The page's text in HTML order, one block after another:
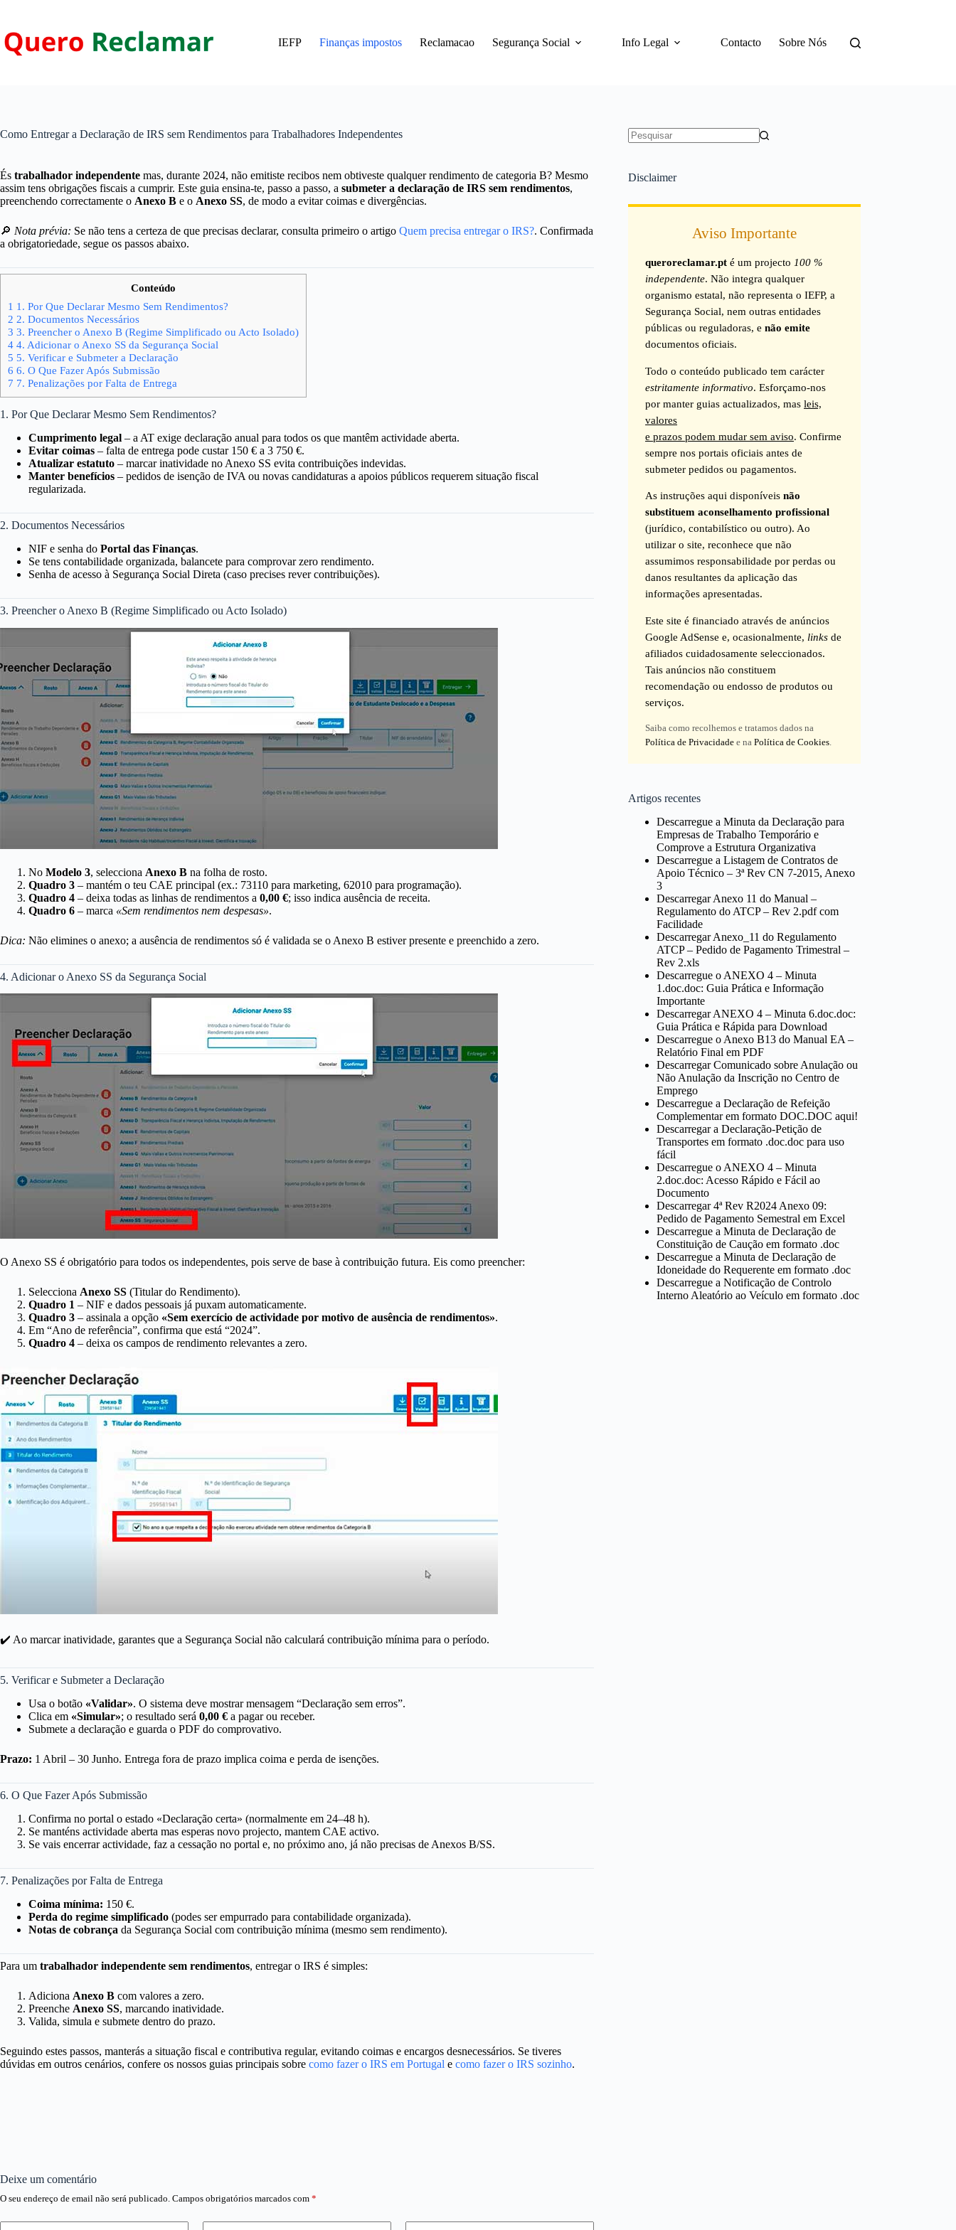
conteúdo
IEFP Finanças impostos Reclamacao Segurança Social Info Legal Contacto Sobre Nós
Como Entregar a Declaração de IRS sem Rendimentos para Trabalhadores Independentes
És trabalhador independente mas, durante 2024, não emitiste recibos nem obtiveste qualquer rendimento de categoria B? Mesmo
assim tens obrigações fiscais a cumprir. Este guia ensina-te, passo a passo, a submeter a declaração de IRS sem rendimentos,
preenchendo correctamente o Anexo B e o Anexo SS, de modo a evitar coimas e divergências.
🔎 Nota prévia: Se não tens a certeza de que precisas declarar, consulta primeiro o artigo Quem precisa entregar o IRS?. Confirmada
a obrigatoriedade, segue os passos abaixo.
Conteúdo
1 1. Por Que Declarar Mesmo Sem Rendimentos?
2 2. Documentos Necessários
3 3. Preencher o Anexo B (Regime Simplificado ou Acto Isolado)
4 4. Adicionar o Anexo SS da Segurança Social
5 5. Verificar e Submeter a Declaração
6 6. O Que Fazer Após Submissão
7 7. Penalizações por Falta de Entrega
1. Por Que Declarar Mesmo Sem Rendimentos?
Cumprimento legal – a AT exige declaração anual para todos os que mantêm actividade aberta.
Evitar coimas – falta de entrega pode custar 150 € a 3 750 €.
Atualizar estatuto – marcar inatividade no Anexo SS evita contribuições indevidas.
Manter benefícios – pedidos de isenção de IVA ou novas candidaturas a apoios públicos requerem situação fiscal
regularizada.
2. Documentos Necessários
NIF e senha do Portal das Finanças.
Se tens contabilidade organizada, balancete para comprovar zero rendimento.
Senha de acesso à Segurança Social Direta (caso precises rever contribuições).
3. Preencher o Anexo B (Regime Simplificado ou Acto Isolado)
No Modelo 3, selecciona Anexo B na folha de rosto.
Quadro 3 – mantém o teu CAE principal (ex.: 73110 para marketing, 62010 para programação).
Quadro 4 – deixa todas as linhas de rendimentos a 0,00 €; isso indica ausência de receita.
Quadro 6 – marca «Sem rendimentos nem despesas».
Dica: Não elimines o anexo; a ausência de rendimentos só é validada se o Anexo B estiver presente e preenchido a zero.
4. Adicionar o Anexo SS da Segurança Social
O Anexo SS é obrigatório para todos os independentes, pois serve de base à contribuição futura. Eis como preencher:
Selecciona Anexo SS (Titular do Rendimento).
Quadro 1 – NIF e dados pessoais já puxam automaticamente.
Quadro 3 – assinala a opção «Sem exercício de actividade por motivo de ausência de rendimentos».
Em “Ano de referência”, confirma que está “2024”.
Quadro 4 – deixa os campos de rendimento relevantes a zero.
✔️ Ao marcar inatividade, garantes que a Segurança Social não calculará contribuição mínima para o período.
5. Verificar e Submeter a Declaração
Usa o botão «Validar». O sistema deve mostrar mensagem “Declaração sem erros”.
Clica em «Simular»; o resultado será 0,00 € a pagar ou receber.
Submete a declaração e guarda o PDF do comprovativo.
Prazo: 1 Abril – 30 Junho. Entrega fora de prazo implica coima e perda de isenções.
6. O Que Fazer Após Submissão
Confirma no portal o estado «Declaração certa» (normalmente em 24–48 h).
Se manténs actividade aberta mas esperas novo projecto, mantem CAE activo.
Se vais encerrar actividade, faz a cessação no portal e, no próximo ano, já não precisas de Anexos B/SS.
7. Penalizações por Falta de Entrega
Coima mínima: 150 €.
Perda do regime simplificado (podes ser empurrado para contabilidade organizada).
Notas de cobrança da Segurança Social com contribuição mínima (mesmo sem rendimento).
Para um trabalhador independente sem rendimentos, entregar o IRS é simples:
Adiciona Anexo B com valores a zero.
Preenche Anexo SS, marcando inatividade.
Valida, simula e submete dentro do prazo.
Seguindo estes passos, manterás a situação fiscal e contributiva regular, evitando coimas e encargos desnecessários. Se tiveres
dúvidas em outros cenários, confere os nossos guias principais sobre como fazer o IRS em Portugal e como fazer o IRS sozinho.
Disclaimer
Aviso Importante
queroreclamar.pt é um projecto100 %
independente. Não integra qualquer
organismo estatal, não representa o IEFP, a
Segurança Social, nem outras entidades
públicas ou reguladoras, enão emite
documentos oficiais.
Todo o conteúdo publicado tem carácter
estritamente informativo. Esforçamo-nos
por manter guias actualizados, masleis,
valores
e prazos podem mudar sem aviso. Confirme
sempre nos portais oficiais antes de
submeter pedidos ou pagamentos.
As instruções aqui disponíveisnão
substituem aconselhamento profissional
(jurídico, contabilístico ou outro). Ao
utilizar o site, reconhece que não
assumimos responsabilidade por perdas ou
danos resultantes da aplicação das
informações apresentadas.
Este site é financiado através de anúncios
Google AdSense e, ocasionalmente, links de
afiliados cuidadosamente seleccionados.
Tais anúncios não constituem
recomendação ou endosso de produtos ou
serviços.
Saiba como recolhemos e tratamos dados na
Política de Privacidade e naPolítica de Cookies.
Artigos recentes
Descarregue a Minuta da Declaração para
Empresas de Trabalho Temporário e
Comprove a Estrutura Organizativa
Descarregue a Listagem de Contratos de
Apoio Técnico – 3ª Rev CN 7-2015, Anexo
3
Descarregar Anexo 11 do Manual –
Regulamento do ATCP – Rev 2.pdf com
Facilidade
Descarregar Anexo_11 do Regulamento
ATCP – Pedido de Pagamento Trimestral –
Rev 2.xls
Descarregue o ANEXO 4 – Minuta
1.doc.doc: Guia Prática e Informação
Importante
Descarregar ANEXO 4 – Minuta 6.doc.doc:
Guia Prática e Rápida para Download
Descarregue o Anexo B13 do Manual EA –
Relatório Final em PDF
Descarregar Comunicado sobre Anulação ou
Não Anulação da Inscrição no Centro de
Emprego
Descarregue a Declaração de Refeição
Complementar em formato DOC.DOC aqui!
Descarregar a Declaração-Petição de
Transportes em formato .doc.doc para uso
fácil
Descarregue o ANEXO 4 – Minuta
2.doc.doc: Acesso Rápido e Fácil ao
Documento
Descarregar 4ª Rev R2024 Anexo 09:
Pedido de Pagamento Semestral em Excel
Descarregue a Minuta de Declaração de
Constituição de Caução em formato .doc
Descarregue a Minuta de Declaração de
Idoneidade do Requerente em formato .doc
Descarregue a Notificação de Controlo
Interno Aleatório ao Veículo em formato .doc
Deixe um comentário
O seu endereço de email não será publicado. Campos obrigatórios marcados com *